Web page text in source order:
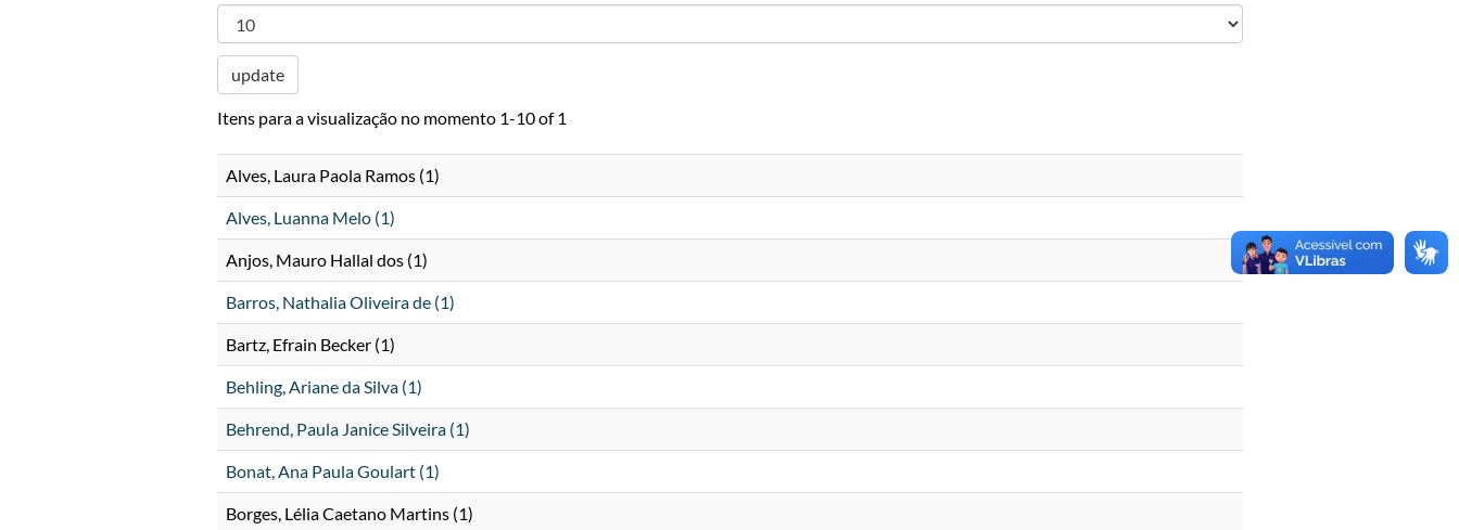
update
Itens para a visualização no momento 1-10 of 1
Alves, Laura Paola Ramos (1)
Alves, Luanna Melo (1)
Anjos, Mauro Hallal dos (1)
Barros, Nathalia Oliveira de (1)
Bartz, Efrain Becker (1)
Behling, Ariane da Silva (1)
Behrend, Paula Janice Silveira (1)
Bonat, Ana Paula Goulart (1)
Borges, Lélia Caetano Martins (1)